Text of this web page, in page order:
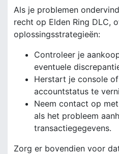
Als je problemen
recht op Elden Ring DLC,
oplossingsstrategieën:
Controleer je
eventuele
Herstart je console
accountstatus te
Neem contact op
als het probleem
transactiegegevens.
Zorg er bovendien voor